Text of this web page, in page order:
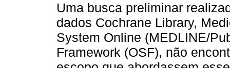
Uma busca preliminar
dados Cochrane Library,
System Online (MEDLINE/
Framework (OSF), não